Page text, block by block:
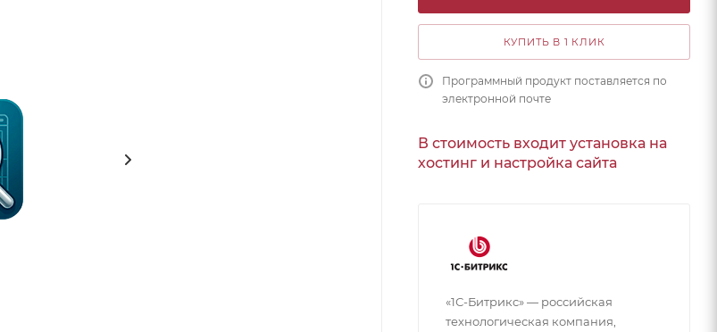
КУПИТЬ В 1 КЛИК
Программный продукт поставляется по
электронной почте
В стоимость входит установка на
хостинг и настройка сайта
«1С-Битрикс» — российская
технологическая компания,